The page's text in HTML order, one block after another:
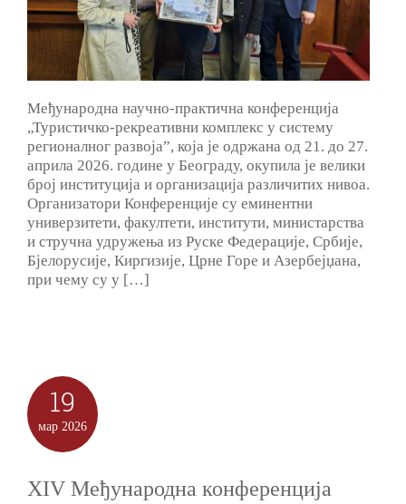
Међународна научно-практична конференција
„Туристичко-рекреативни комплекс у систему
регионалног развојаˮ, која је одржана од 21. до 27.
априла 2026. године у Београду, окупила је велики
број институција и организација различитих нивоа.
Организатори Конференције су еминентни
универзитети, факултети, институти, министарства
и стручна удружења из Руске Федерације, Србије,
Бјелорусије, Киргизије, Црне Горе и Азербејџана,
при чему су у […]
19
мар 2026
XIV Међународна конференција